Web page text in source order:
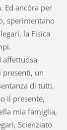
Ed ancòra per
sperimentano
la Fisica
un
di tutti,
il presente,
mia famiglia,
Scienziato